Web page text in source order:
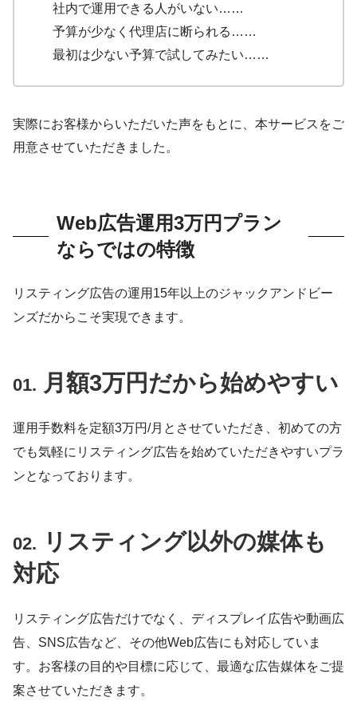
社内で運用できる人がいない……
予算が少なく代理店に断られる……
最初は少ない予算で試してみたい……
実際にお客様からいただいた声をもとに、本サービスをご
用意させていただきました。
Web広告運用3万円プラン
ならではの特徴
リスティング広告の運用15年以上のジャックアンドビー
ンズだからこそ実現できます。
01. 月額3万円だから始めやすい
運用手数料を定額3万円/月とさせていただき、初めての方
でも気軽にリスティング広告を始めていただきやすいプラ
ンとなっております。
02. リスティング以外の媒体も
対応
リスティング広告だけでなく、ディスプレイ広告や動画広
告、SNS広告など、その他Web広告にも対応していま
す。お客様の目的や目標に応じて、最適な広告媒体をご提
案させていただきます。